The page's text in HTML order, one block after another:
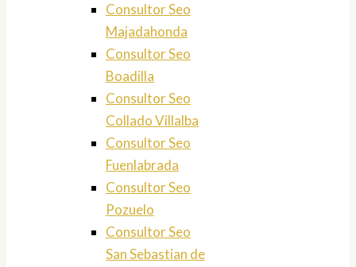
Consultor Seo
Majadahonda
Consultor Seo
Boadilla
Consultor Seo
Collado Villalba
Consultor Seo
Fuenlabrada
Consultor Seo
Pozuelo
Consultor Seo
San Sebastian de